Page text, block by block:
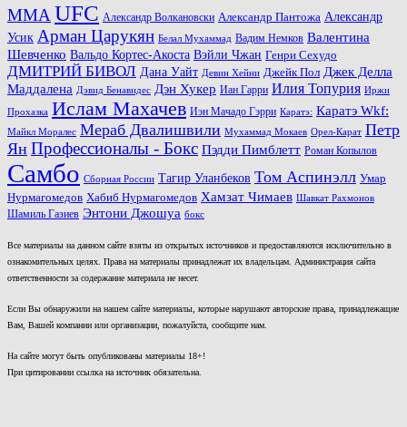
MMAUFC Александр Волкановски Александр Пантожа Александр
Усик Арман Царукян Белал Мухаммад Вадим Немков Валентина
Шевченко Вальдо Кортес-Акоста Вэйли Чжан Генри Сехудо
ДМИТРИЙ БИВОЛ Дана Уайт Девин Хейни Джейк Пол Джек Делла
Маддалена Дэвид Бенавидес Дэн Хукер Иан Гарри Илия Топурия Иржи
Прохазка Ислам Махачев Иэн Мачадо Гэрри Каратэ: Каратэ Wkf:
Майкл Моралес Мераб Двалишвили Мухаммад Мокаев Орел-Карат Петр
Ян Профессионалы - Бокс Пэдди Пимблетт Роман Копылов
Самбо Сборная России Тагир Уланбеков Том Аспинэлл Умар
Нурмагомедов Хабиб Нурмагомедов Хамзат Чимаев Шавкат Рахмонов
Шамиль Газиев Энтони Джошуа бокс
Все материалы на данном сайте взяты из открытых источников и предоставляются исключительно в
ознакомительных целях. Права на материалы принадлежат их владельцам. Администрация сайта
ответственности за содержание материала не несет.
Если Вы обнаружили на нашем сайте материалы, которые нарушают авторские права, принадлежащие
Вам, Вашей компании или организации, пожалуйста, сообщите нам.
На сайте могут быть опубликованы материалы 18+!
При цитировании ссылка на источник обязательна.